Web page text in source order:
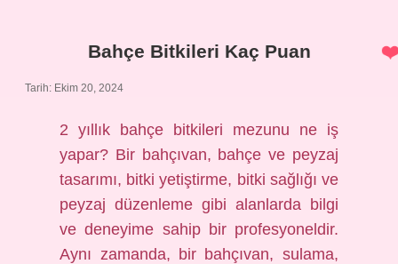
Bahçe Bitkileri Kaç Puan
Tarih: Ekim 20, 2024
2 yıllık bahçe bitkileri mezunu ne iş
yapar? Bir bahçıvan, bahçe ve peyzaj
tasarımı, bitki yetiştirme, bitki sağlığı ve
peyzaj düzenleme gibi alanlarda bilgi
ve deneyime sahip bir profesyoneldir.
Aynı zamanda, bir bahçıvan, sulama,